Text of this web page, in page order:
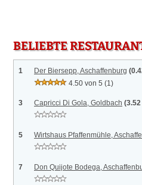
BELIEBTE
1 Der Biersepp, Aschaffenburg
4.50 von 5 (1)
3 Capricci Di Gola, Goldbach
5 Wirtshaus Pfaffenmühle,
7 Don Quijote Bodega,